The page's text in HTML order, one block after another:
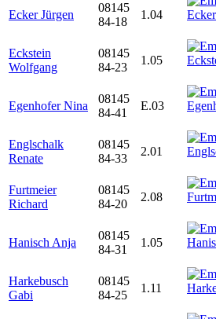
Ecker Jürgen
08145
84-18
1.04
Eckstein
Wolfgang
08145
84-23
1.05
Egenhofer Nina
08145
84-41
E.03
Englschalk
Renate
08145
84-33
2.01
Furtmeier
Richard
08145
84-20
2.08
Hanisch Anja
08145
84-31
1.05
Harkebusch
Gabi
08145
84-25
1.11